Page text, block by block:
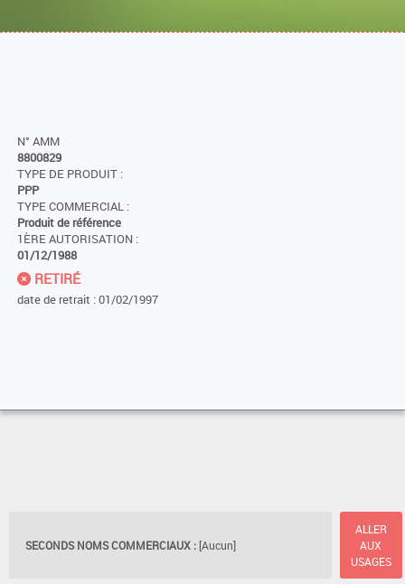
N° AMM
8800829
TYPE DE PRODUIT :
PPP
TYPE COMMERCIAL :
Produit de référence
1ÈRE AUTORISATION :
01/12/1988
RETIRÉ
date de retrait : 01/02/1997
SECONDS NOMS COMMERCIAUX : [Aucun]
ALLER
AUX
USAGES